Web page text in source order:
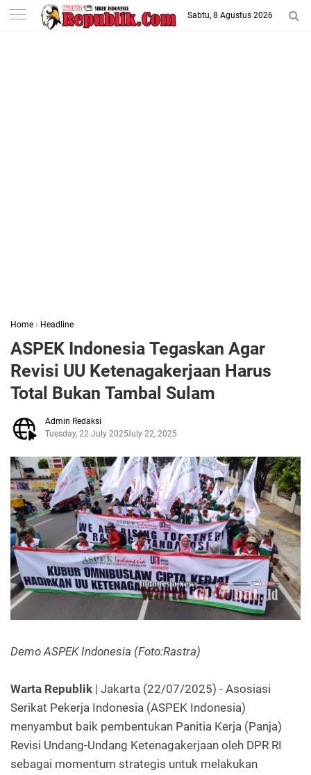
-->
Sabtu, 8 Agustus 2026
Home › Headline
ASPEK Indonesia Tegaskan Agar
Revisi UU Ketenagakerjaan Harus
Total Bukan Tambal Sulam
Admin Redaksi
Tuesday, 22 July 2025July 22, 2025
Demo ASPEK Indonesia (Foto:Rastra)
Warta Republik | Jakarta (22/07/2025) - Asosiasi
Serikat Pekerja Indonesia (ASPEK Indonesia)
menyambut baik pembentukan Panitia Kerja (Panja)
Revisi Undang-Undang Ketenagakerjaan oleh DPR RI
sebagai momentum strategis untuk melakukan